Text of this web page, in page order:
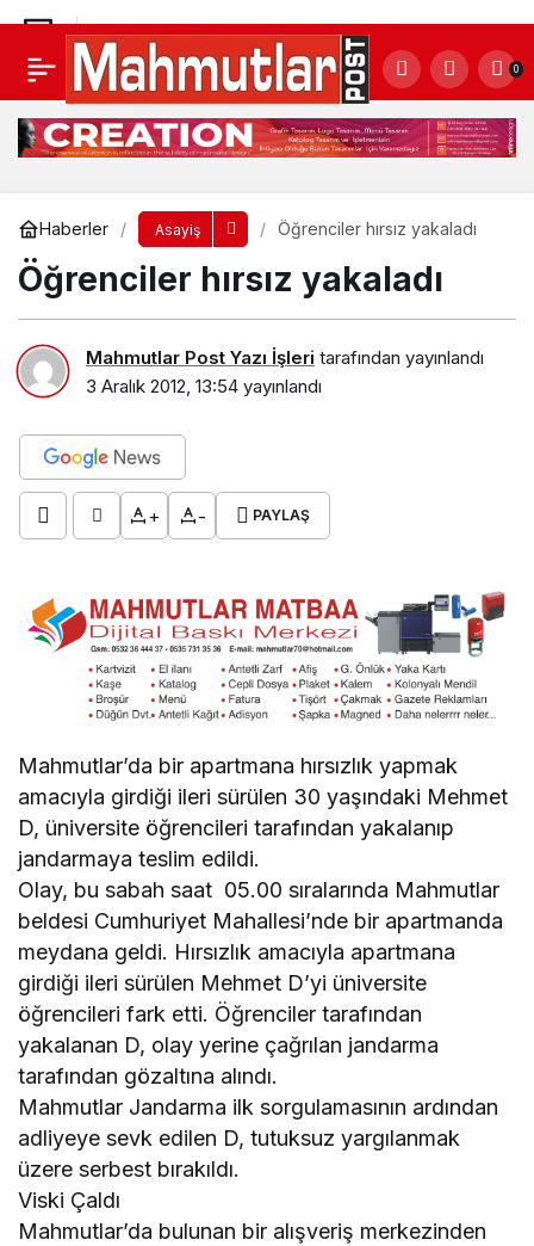
0
Haberler Asayiş Öğrenciler hırsız yakaladı
Öğrenciler hırsız yakaladı
Mahmutlar Post Yazı İşleri tarafından yayınlandı
3 Aralık 2012, 13:54 yayınlandı
+ - PAYLAŞ
Mahmutlar’da bir apartmana hırsızlık yapmak
amacıyla girdiği ileri sürülen 30 yaşındaki Mehmet
D, üniversite öğrencileri tarafından yakalanıp
jandarmaya teslim edildi.
Olay, bu sabah saat 05.00 sıralarında Mahmutlar
beldesi Cumhuriyet Mahallesi’nde bir apartmanda
meydana geldi. Hırsızlık amacıyla apartmana
girdiği ileri sürülen Mehmet D’yi üniversite
öğrencileri fark etti. Öğrenciler tarafından
yakalanan D, olay yerine çağrılan jandarma
tarafından gözaltına alındı.
Mahmutlar Jandarma ilk sorgulamasının ardından
adliyeye sevk edilen D, tutuksuz yargılanmak
üzere serbest bırakıldı.
Viski Çaldı
Mahmutlar’da bulunan bir alışveriş merkezinden
Jandarma göz açtırmıyor
Yorum Yap Paylaş